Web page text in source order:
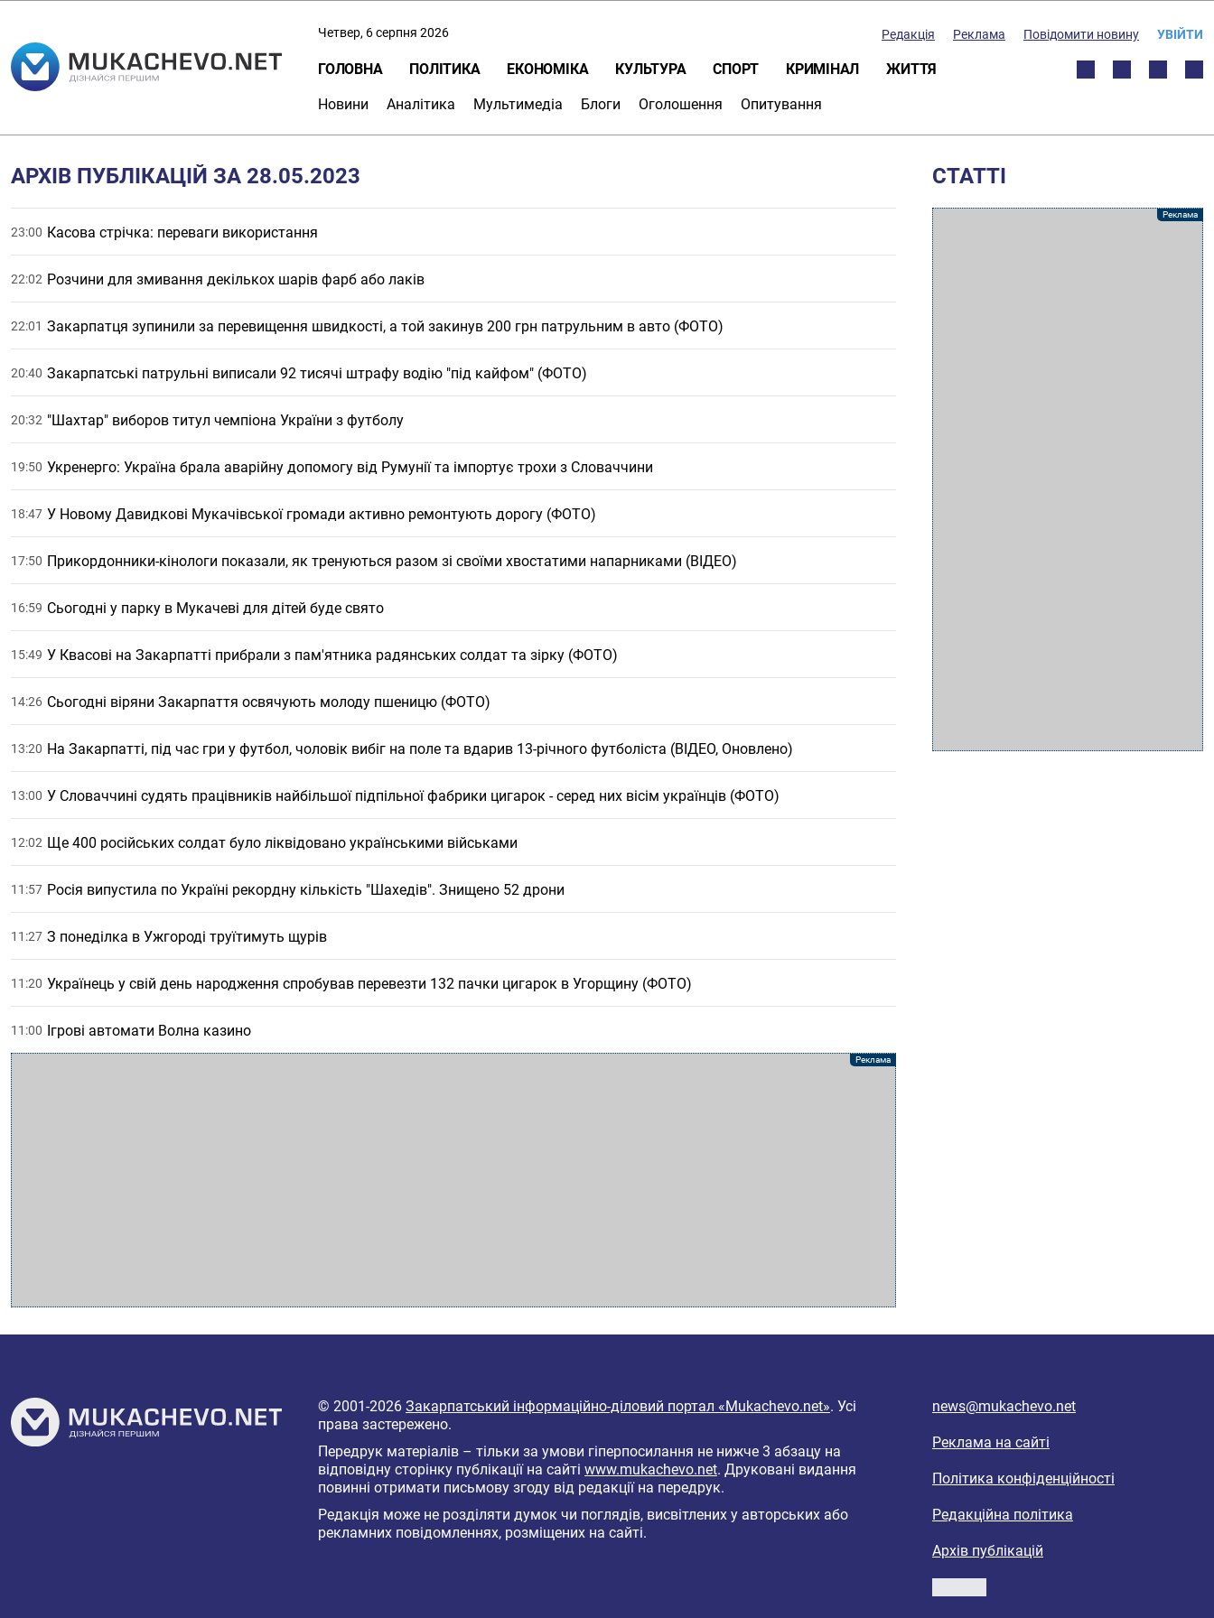
Четвер, 6 серпня 2026 Редакція Реклама Повідомити новину УВІЙТИ
ГОЛОВНА ПОЛІТИКА ЕКОНОМІКА КУЛЬТУРА СПОРТ КРИМІНАЛ ЖИТТЯ
Новини Аналітика Мультимедіа Блоги Оголошення Опитування
АРХІВ ПУБЛІКАЦІЙ ЗА 28.05.2023
23:00 Касова стрічка: переваги використання
22:02 Розчини для змивання декількох шарів фарб або лаків
22:01 Закарпатця зупинили за перевищення швидкості, а той закинув 200 грн патрульним в авто (ФОТО)
20:40 Закарпатські патрульні виписали 92 тисячі штрафу водію "під кайфом" (ФОТО)
20:32 "Шахтар" виборов титул чемпіона України з футболу
19:50 Укренерго: Україна брала аварійну допомогу від Румунії та імпортує трохи з Словаччини
18:47 У Новому Давидкові Мукачівської громади активно ремонтують дорогу (ФОТО)
17:50 Прикордонники-кінологи показали, як тренуються разом зі своїми хвостатими напарниками (ВІДЕО)
16:59 Сьогодні у парку в Мукачеві для дітей буде свято
15:49 У Квасові на Закарпатті прибрали з пам'ятника радянських солдат та зірку (ФОТО)
14:26 Сьогодні віряни Закарпаття освячують молоду пшеницю (ФОТО)
13:20 На Закарпатті, під час гри у футбол, чоловік вибіг на поле та вдарив 13-річного футболіста (ВІДЕО, Оновлено)
13:00 У Словаччині судять працівників найбільшої підпільної фабрики цигарок - серед них вісім українців (ФОТО)
12:02 Ще 400 російських солдат було ліквідовано українськими військами
11:57 Росія випустила по Україні рекордну кількість "Шахедів". Знищено 52 дрони
11:27 З понеділка в Ужгороді труїтимуть щурів
11:20 Українець у свій день народження спробував перевезти 132 пачки цигарок в Угорщину (ФОТО)
11:00 Ігрові автомати Волна казино
СТАТТІ
© 2001-2026 Закарпатський інформаційно-діловий портал «Mukachevo.net». Усі
права застережено.
Передрук матеріалів – тільки за умови гіперпосилання не нижче 3 абзацу на
відповідну сторінку публікації на сайті www.mukachevo.net. Друковані видання
повинні отримати письмову згоду від редакції на передрук.
Редакція може не розділяти думок чи поглядів, висвітлених у авторських або
рекламних повідомленнях, розміщених на сайті.
news@mukachevo.net
Реклама на сайті
Політика конфіденційності
Редакційна політика
Архів публікацій